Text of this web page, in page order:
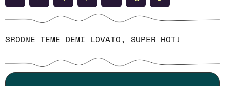
SRODNE TEME DEMI LOVATO, SUPER HOT!